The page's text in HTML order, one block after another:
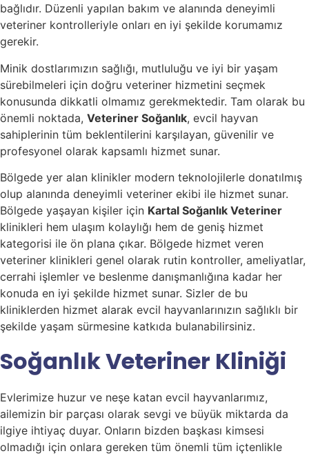
bağlıdır. Düzenli yapılan bakım ve alanında deneyimli
veteriner kontrolleriyle onları en iyi şekilde korumamız
gerekir.
Minik dostlarımızın sağlığı, mutluluğu ve iyi bir yaşam
sürebilmeleri için doğru veteriner hizmetini seçmek
konusunda dikkatli olmamız gerekmektedir. Tam olarak bu
önemli noktada, Veteriner Soğanlık, evcil hayvan
sahiplerinin tüm beklentilerini karşılayan, güvenilir ve
profesyonel olarak kapsamlı hizmet sunar.
Bölgede yer alan klinikler modern teknolojilerle donatılmış
olup alanında deneyimli veteriner ekibi ile hizmet sunar.
Bölgede yaşayan kişiler için Kartal Soğanlık Veteriner
klinikleri hem ulaşım kolaylığı hem de geniş hizmet
kategorisi ile ön plana çıkar. Bölgede hizmet veren
veteriner klinikleri genel olarak rutin kontroller, ameliyatlar,
cerrahi işlemler ve beslenme danışmanlığına kadar her
konuda en iyi şekilde hizmet sunar. Sizler de bu
kliniklerden hizmet alarak evcil hayvanlarınızın sağlıklı bir
şekilde yaşam sürmesine katkıda bulanabilirsiniz.
Soğanlık Veteriner Kliniği
Evlerimize huzur ve neşe katan evcil hayvanlarımız,
ailemizin bir parçası olarak sevgi ve büyük miktarda da
ilgiye ihtiyaç duyar. Onların bizden başkası kimsesi
olmadığı için onlara gereken tüm önemli tüm içtenlikle